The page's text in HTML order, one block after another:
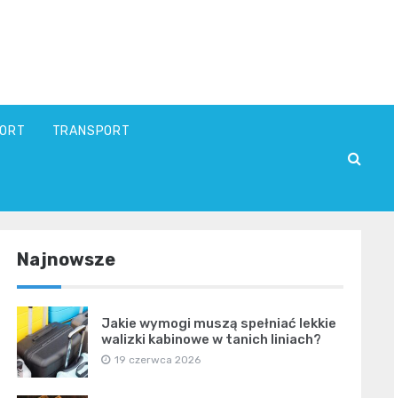
TRANSPORT
Najnowsze
Jakie wymogi muszą spełniać lekkie
walizki kabinowe w tanich liniach?
19 czerwca 2026